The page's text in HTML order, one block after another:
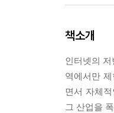
책소개
인터넷의
역에서만
면서 자체
그 산업을